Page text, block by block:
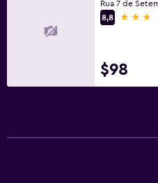
8,8
3
$98